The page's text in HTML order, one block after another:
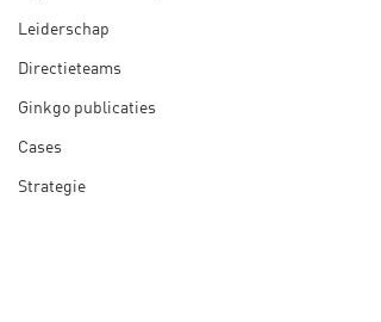
Leiderschap
Directieteams
Ginkgo publicaties
Cases
Strategie